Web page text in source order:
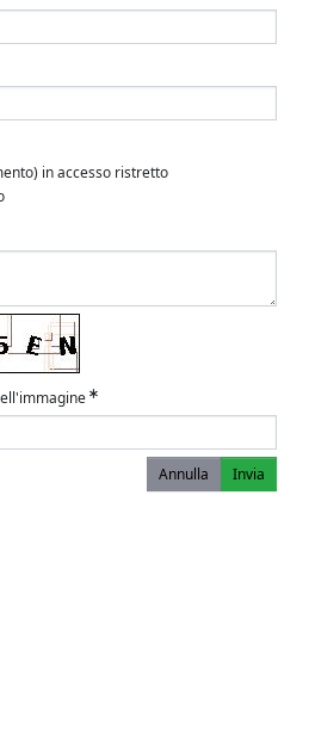
in accesso ristretto
Annulla Invia